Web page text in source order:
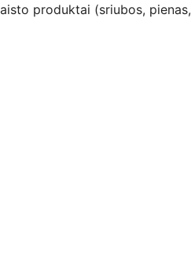
produktai (sriubos, pienas,